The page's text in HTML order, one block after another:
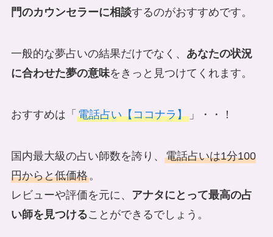
門のカウンセラーに相談するのがおすすめです。
一般的な夢占いの結果だけでなく、 あなたの状況
に合わせた夢の意味をきっと見つけてくれます。
おすすめは「 電話占い【ココナラ】」・・！
国内最大級の占い師数を誇り、 電話占いは1分100
円からと低価格。
レビューや評価を元に、 アナタにとって最高の占
い師を見つけることができるでしょう。